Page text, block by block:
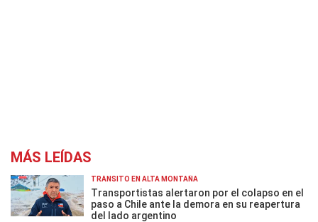
MÁS LEÍDAS
TRÁNSITO EN ALTA MONTAÑA
Transportistas alertaron por el colapso en el
paso a Chile ante la demora en su reapertura
del lado argentino